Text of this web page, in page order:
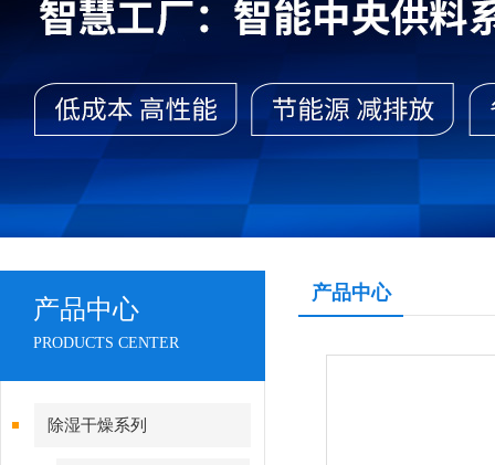
产品中心
PRODUCTS CENTER
除湿干燥系列
产品中心